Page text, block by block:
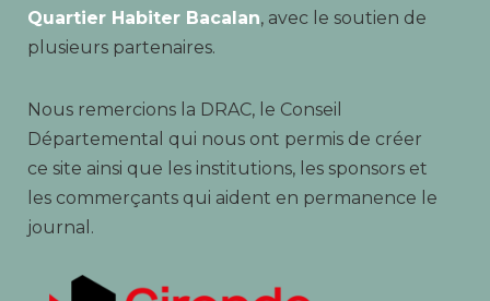
Quartier Habiter Bacalan, avec le soutien de
plusieurs partenaires.
Nous remercions la DRAC, le Conseil
Départemental qui nous ont permis de créer
ce site ainsi que les institutions, les sponsors et
les commerçants qui aident en permanence le
journal.